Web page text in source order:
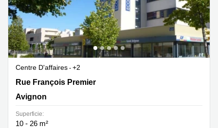
Coworking
Toulouse
Coworking
Nice
Centres
d'affaires
bureaux
Centre
Centre D'affaires
+2
2 Rue François Premier, Avignon
Rue François Premier
Avignon
Superficie:
10 - 26 m²